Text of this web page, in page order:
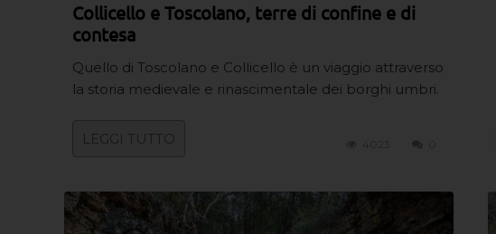
Collicello e Toscolano, terre di confine e di
contesa
Quello di Toscolano e Collicello è un viaggio attraverso
la storia medievale e rinascimentale dei borghi umbri.
LEGGI TUTTO